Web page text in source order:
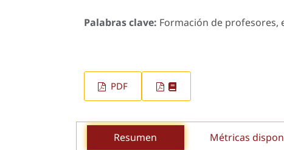
Palabras clave: Formación de profesores,
PDF
Resumen Métricas